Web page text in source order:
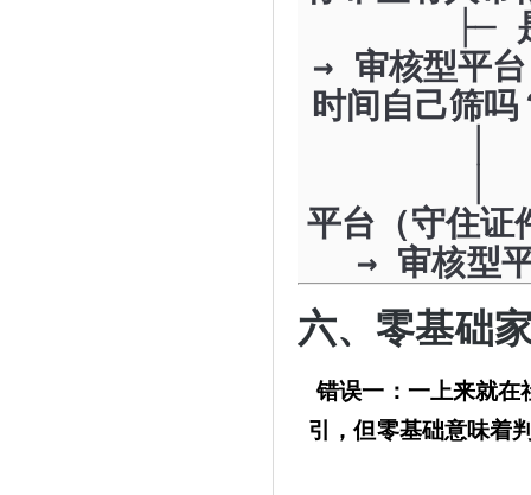
├─ 是
→ 审核型平
时间自己
平台（守
→ 审核型
六、零基础
错误一：一上来就在
引，但零基础意味着